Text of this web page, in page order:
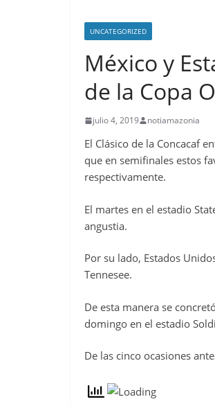
UNCATEGORIZED
México y
de la Copa
julio 4, 2019 notiamazonia
El Clásico de la Concacaf
que en semifinales estos
respectivamente.
El martes en el estadio
angustia.
Por su lado, Estados
Tennesee.
De esta manera se
domingo en el estadio
De las cinco ocasiones